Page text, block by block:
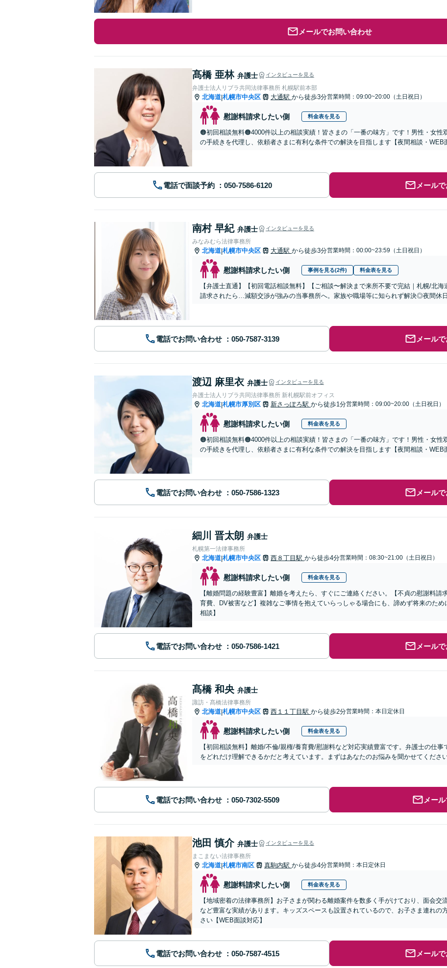
メールでお問い合わせ
髙橋 亜林 弁護士 インタビューを見る
弁護士法人リブラ共同法律事務所 札幌駅前本部
北海道|札幌市中央区 大通駅 から徒歩3分営業時間：09:00~20:00（土日祝日）
慰謝料請求したい側 料金表を見る
🟠初回相談無料🟠4000件以上の相談実績！皆さまの「一番の味方」です！男性・女性
の手続きを代理し、依頼者さまに有利な条件での解決を目指します【夜間相談・WEB
電話で面談予約 メール
南村 早紀 弁護士 インタビューを見る
みなみむら法律事務所
北海道|札幌市中央区 大通駅 から徒歩3分営業時間：00:00~23:59（土日祝日）
慰謝料請求したい側 事例を見る(2件) 料金表を見る
【弁護士直通】【初回電話相談無料】【ご相談〜解決まで来所不要で完結｜札幌/北
請求されたら…減額交渉が強みの当事務所へ。家族や職場等に知られず解決◎夜間休
電話でお問い合わせ メール
渡辺 麻里衣 弁護士 インタビューを見る
弁護士法人リブラ共同法律事務所 新札幌駅前オフィス
北海道|札幌市厚別区 新さっぽろ駅 から徒歩1分営業時間：09:00~20:00（土日祝日）
慰謝料請求したい側 料金表を見る
🟠初回相談無料🟠4000件以上の相談実績！皆さまの「一番の味方」です！男性・女性
の手続きを代理し、依頼者さまに有利な条件での解決を目指します【夜間相談・WEB
電話でお問い合わせ メール
細川 晋太朗 弁護士
札幌第一法律事務所
北海道|札幌市中央区 西８丁目駅 から徒歩4分営業時間：08:30~21:00（土日祝日）
慰謝料請求したい側 料金表を見る
【離婚問題の経験豊富】離婚を考えたら、すぐにご連絡ください。【不貞の慰謝料請
育費、DV被害など】複雑なご事情を抱えていらっしゃる場合にも、諦めず将来のた
相談】
電話でお問い合わせ メール
髙橋 和央 弁護士
諏訪・髙橋法律事務所
北海道|札幌市中央区 西１１丁目駅 から徒歩2分営業時間：本日定休日
慰謝料請求したい側 料金表を見る
【初回相談無料】離婚/不倫/親権/養育費/慰謝料など対応実績豊富です。弁護士の仕
をどれだけ理解できるかだと考えています。まずはあなたのお悩みを聞かせてください
電話でお問い合わせ メー
池田 慎介 弁護士 インタビューを見る
まこまない法律事務所
北海道|札幌市南区 真駒内駅 から徒歩4分営業時間：本日定休日
慰謝料請求したい側 料金表を見る
【地域密着の法律事務所】お子さまが関わる離婚案件を数多く手がけており、面会交
など豊富な実績があります。キッズスペースも設置されているので、お子さま連れの
さい【WEB面談対応】
電話でお問い合わせ メール